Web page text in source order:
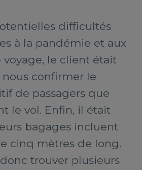
difficultés
à la pandémie et aux
voyage, le client était
confirmer le
de passagers que
le vol. Enfin, il était
bagages incluent
cinq mètres de long.
trouver plusieurs